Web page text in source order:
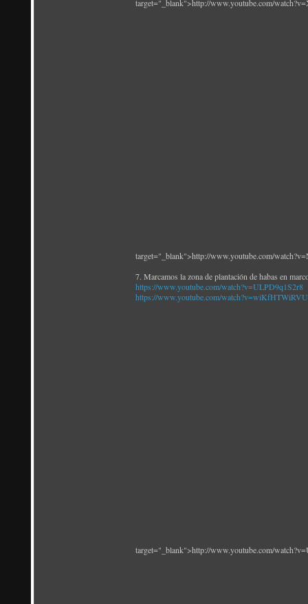
target="_blank">http://www.youtube.com/
target="_blank">http://www.youtube.com/
7. Marcamos la zona de plantación de habas en
https://www.youtube.com/watch?v=ULPD9q1S2r8
https://www.youtube.com/watch?v=wiKfHTWiRVU
target="_blank">http://www.youtube.com/